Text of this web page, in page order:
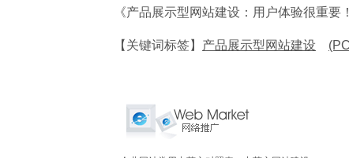
《产品展示型网站建设：用户体验很重
【关键词标签】 产品展示型网站建设